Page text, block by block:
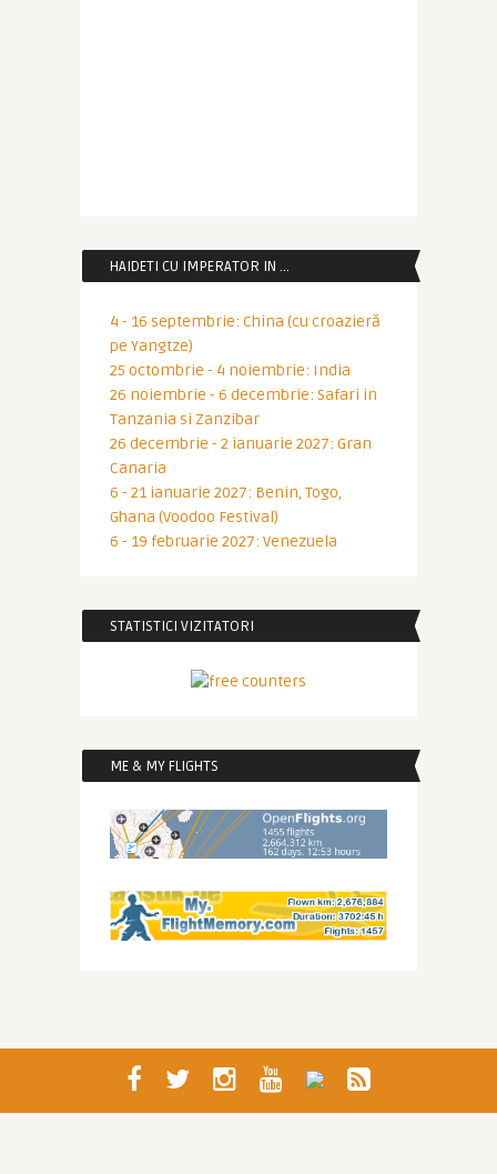
HAIDETI CU IMPERATOR IN …
4 - 16 septembrie: China (cu croazieră
pe Yangtze)
25 octombrie - 4 noiembrie: India
26 noiembrie - 6 decembrie: Safari in
Tanzania si Zanzibar
26 decembrie - 2 ianuarie 2027: Gran
Canaria
6 - 21 ianuarie 2027: Benin, Togo,
Ghana (Voodoo Festival)
6 - 19 februarie 2027: Venezuela
STATISTICI VIZITATORI
ME & MY FLIGHTS